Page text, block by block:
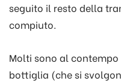
seguito il resto della
compiuto.
Molti sono al
bottiglia (che si